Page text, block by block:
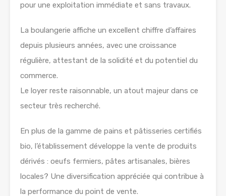
pour une exploitation immédiate et sans travaux.
La boulangerie affiche un excellent chiffre d’affaires
depuis plusieurs années, avec une croissance
régulière, attestant de la solidité et du potentiel du
commerce.
Le loyer reste raisonnable, un atout majeur dans ce
secteur très recherché.
En plus de la gamme de pains et pâtisseries certifiés
bio, l’établissement développe la vente de produits
dérivés : oeufs fermiers, pâtes artisanales, bières
locales? Une diversification appréciée qui contribue à
la performance du point de vente.